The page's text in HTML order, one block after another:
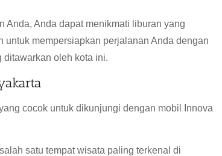
Anda, Anda dapat menikmati liburan yang
untuk mempersiapkan perjalanan Anda dengan
ditawarkan oleh kota ini.
cocok untuk dikunjungi dengan mobil Innova
satu tempat wisata paling terkenal di